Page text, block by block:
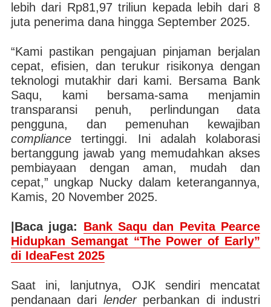
lebih dari Rp81,97 triliun kepada lebih dari 8
juta penerima dana hingga September 2025.
“Kami pastikan pengajuan pinjaman berjalan
cepat, efisien, dan terukur risikonya dengan
teknologi mutakhir dari kami. Bersama Bank
Saqu, kami bersama-sama menjamin
transparansi penuh, perlindungan data
pengguna, dan pemenuhan kewajiban
compliancetertinggi. Ini adalah kolaborasi
bertanggung jawab yang memudahkan akses
pembiayaan dengan aman, mudah dan
cepat,” ungkap Nucky dalam keterangannya,
Kamis, 20 November 2025.
|Baca juga: Bank Saqu dan Pevita Pearce
Hidupkan Semangat “The Power of Early”
di IdeaFest 2025
Saat ini, lanjutnya, OJK sendiri mencatat
pendanaan dari lenderperbankan di industri